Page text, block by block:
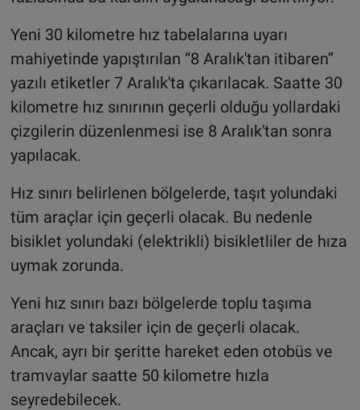
Yeni 30 kilometre hız tabelalarına uyarı
mahiyetinde yapıştırılan “8 Aralık'tan itibaren”
yazılı etiketler 7 Aralık'ta çıkarılacak. Saatte 30
kilometre hız sınırının geçerli olduğu yollardaki
çizgilerin düzenlenmesi ise 8 Aralık'tan sonra
yapılacak.
Hız sınırı belirlenen bölgelerde, taşıt yolundaki
tüm araçlar için geçerli olacak. Bu nedenle
bisiklet yolundaki (elektrikli) bisikletliler de hıza
uymak zorunda.
Yeni hız sınırı bazı bölgelerde toplu taşıma
araçları ve taksiler için de geçerli olacak.
Ancak, ayrı bir şeritte hareket eden otobüs ve
tramvaylar saatte 50 kilometre hızla
seyredebilecek.